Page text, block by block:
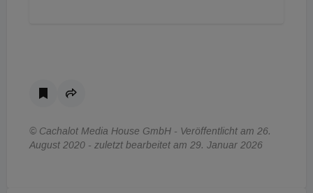
© Cachalot Media House GmbH - Veröffentlicht am 26.
August 2020 - zuletzt bearbeitet am 29. Januar 2026